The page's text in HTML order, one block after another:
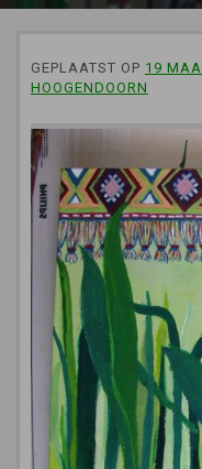
GEPLAATST OP 19
HOOGENDOORN